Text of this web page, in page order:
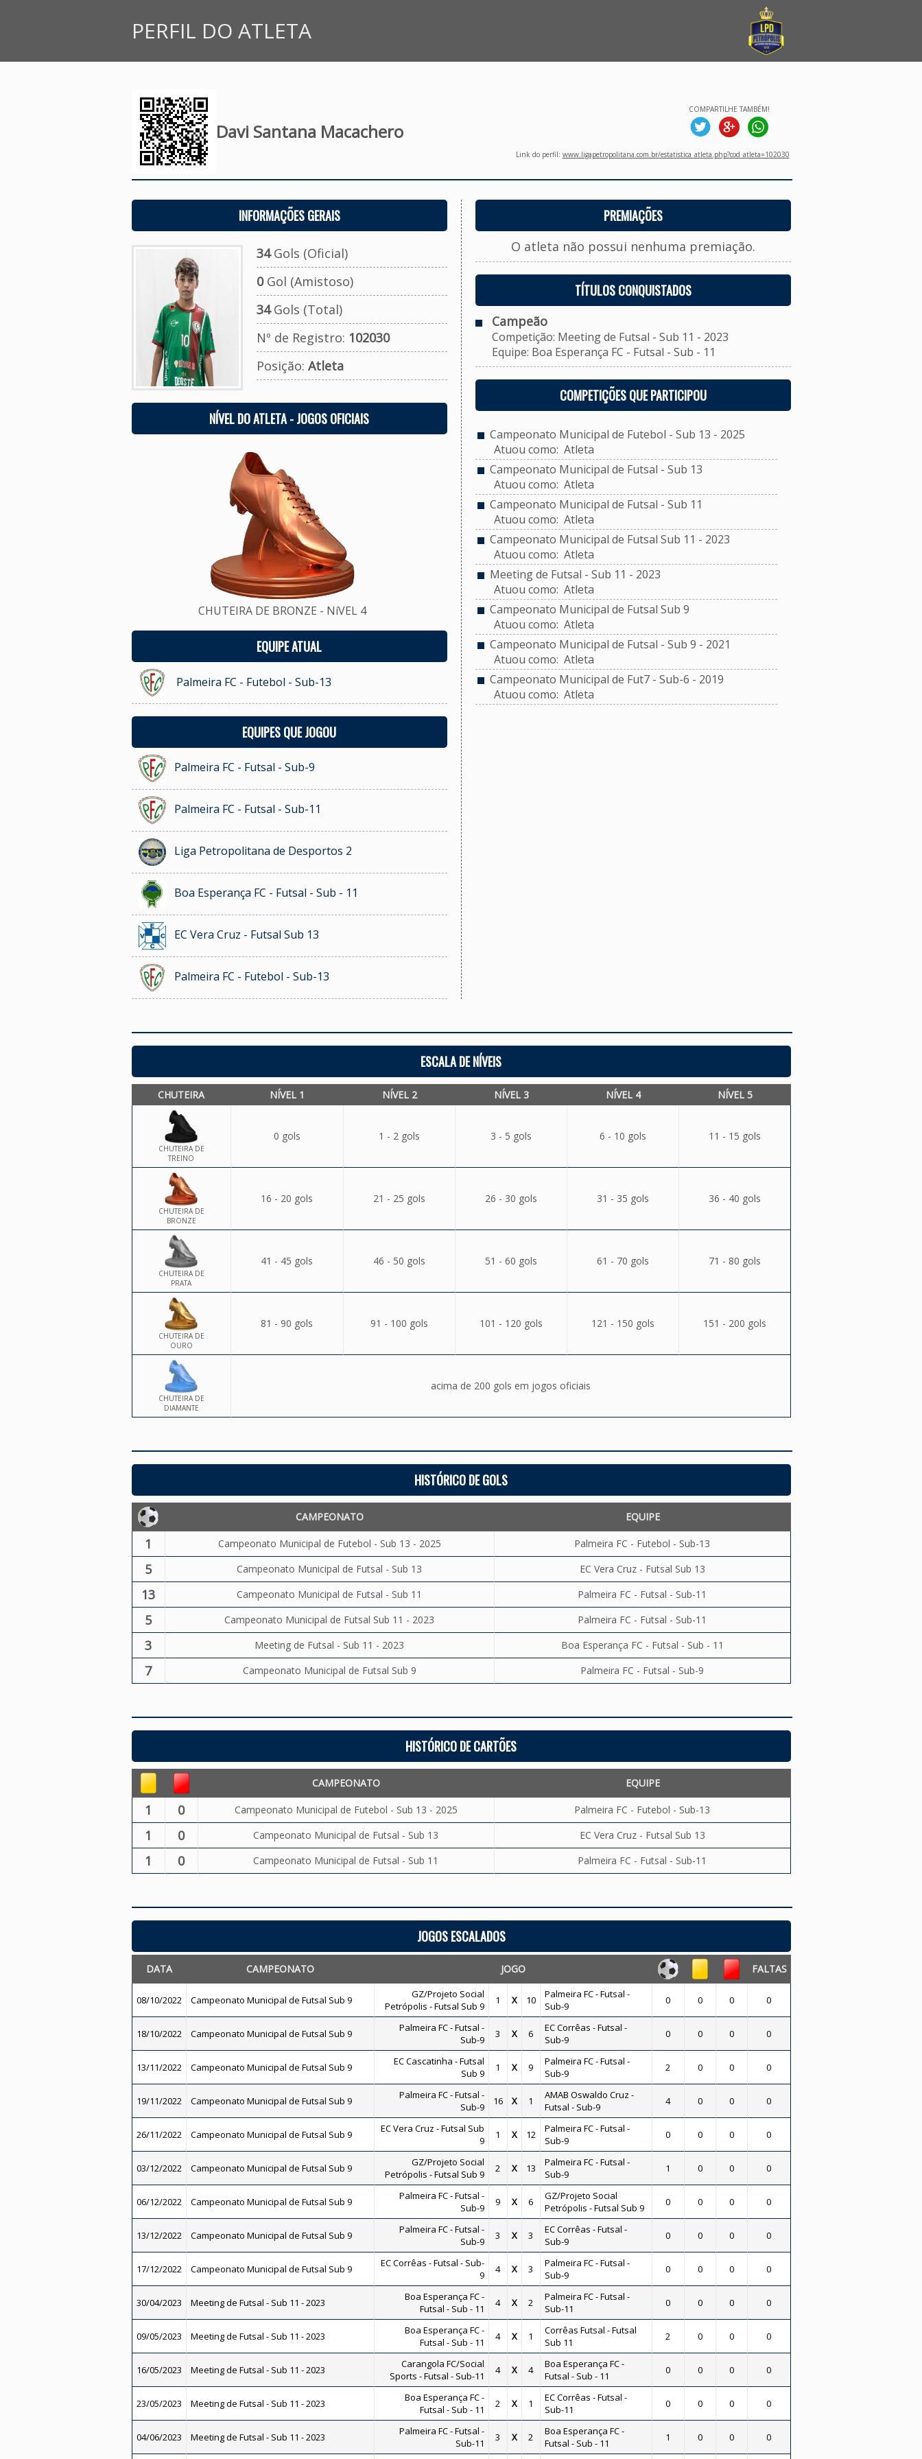
PERFIL DO ATLETA
Davi Santana Macachero
COMPARTILHE TAMBÉM!
Link do perfil: www.ligapetropolitana.com.br/estatistica_atleta.php?cod_atleta=102030
INFORMAÇÕES GERAIS
34Gols (Oficial)
0Gol (Amistoso)
34Gols (Total)
Nº de Registro: 102030
Posição: Atleta
NÍVEL DO ATLETA - JOGOS OFICIAIS
CHUTEIRA DE BRONZE - NíVEL 4
EQUIPE ATUAL
Palmeira FC - Futebol - Sub-13
EQUIPES QUE JOGOU
Palmeira FC - Futsal - Sub-9
Palmeira FC - Futsal - Sub-11
Liga Petropolitana de Desportos 2
Boa Esperança FC - Futsal - Sub - 11
EC Vera Cruz - Futsal Sub 13
Palmeira FC - Futebol - Sub-13
PREMIAÇÕES
O atleta não possui nenhuma premiação.
TÍTULOS CONQUISTADOS
Campeão
Competição: Meeting de Futsal - Sub 11 - 2023
Equipe: Boa Esperança FC - Futsal - Sub - 11
COMPETIÇÕES QUE PARTICIPOU
Campeonato Municipal de Futebol - Sub 13 - 2025
Atuou como: Atleta
Campeonato Municipal de Futsal - Sub 13
Atuou como: Atleta
Campeonato Municipal de Futsal - Sub 11
Atuou como: Atleta
Campeonato Municipal de Futsal Sub 11 - 2023
Atuou como: Atleta
Meeting de Futsal - Sub 11 - 2023
Atuou como: Atleta
Campeonato Municipal de Futsal Sub 9
Atuou como: Atleta
Campeonato Municipal de Futsal - Sub 9 - 2021
Atuou como: Atleta
Campeonato Municipal de Fut7 - Sub-6 - 2019
Atuou como: Atleta
ESCALA DE NÍVEIS
CHUTEIRA NÍVEL 1 NÍVEL 2 NÍVEL 3 NÍVEL 4 NÍVEL 5
CHUTEIRA DE
TREINO
0 gols 1 - 2 gols 3 - 5 gols 6 - 10 gols 11 - 15 gols
CHUTEIRA DE
BRONZE
16 - 20 gols 21 - 25 gols 26 - 30 gols 31 - 35 gols 36 - 40 gols
CHUTEIRA DE
PRATA
41 - 45 gols 46 - 50 gols 51 - 60 gols 61 - 70 gols 71 - 80 gols
CHUTEIRA DE
OURO
81 - 90 gols 91 - 100 gols 101 - 120 gols 121 - 150 gols 151 - 200 gols
CHUTEIRA DE
DIAMANTE
acima de 200 gols em jogos oficiais
HISTÓRICO DE GOLS
CAMPEONATO EQUIPE
1 Campeonato Municipal de Futebol - Sub 13 - 2025 Palmeira FC - Futebol - Sub-13
5 Campeonato Municipal de Futsal - Sub 13 EC Vera Cruz - Futsal Sub 13
13 Campeonato Municipal de Futsal - Sub 11 Palmeira FC - Futsal - Sub-11
5 Campeonato Municipal de Futsal Sub 11 - 2023 Palmeira FC - Futsal - Sub-11
3 Meeting de Futsal - Sub 11 - 2023 Boa Esperança FC - Futsal - Sub - 11
7 Campeonato Municipal de Futsal Sub 9 Palmeira FC - Futsal - Sub-9
HISTÓRICO DE CARTÕES
CAMPEONATO EQUIPE
1 0 Campeonato Municipal de Futebol - Sub 13 - 2025 Palmeira FC - Futebol - Sub-13
1 0 Campeonato Municipal de Futsal - Sub 13 EC Vera Cruz - Futsal Sub 13
1 0 Campeonato Municipal de Futsal - Sub 11 Palmeira FC - Futsal - Sub-11
JOGOS ESCALADOS
DATA CAMPEONATO JOGO FALTAS
08/10/2022 Campeonato Municipal de Futsal Sub 9
GZ/Projeto Social
Petrópolis - Futsal Sub 9
1 X 10
Palmeira FC - Futsal -
Sub-9
0 0 0 0
18/10/2022 Campeonato Municipal de Futsal Sub 9
Palmeira FC - Futsal -
Sub-9
3 X 6
EC Corrêas - Futsal -
Sub-9
0 0 0 0
13/11/2022 Campeonato Municipal de Futsal Sub 9
EC Cascatinha - Futsal
Sub 9
1 X 9
Palmeira FC - Futsal -
Sub-9
2 0 0 0
19/11/2022 Campeonato Municipal de Futsal Sub 9
Palmeira FC - Futsal -
Sub-9
16 X 1
AMAB Oswaldo Cruz -
Futsal - Sub-9
4 0 0 0
26/11/2022 Campeonato Municipal de Futsal Sub 9
EC Vera Cruz - Futsal Sub
9
1 X 12
Palmeira FC - Futsal -
Sub-9
0 0 0 0
03/12/2022 Campeonato Municipal de Futsal Sub 9
GZ/Projeto Social
Petrópolis - Futsal Sub 9
2 X 13
Palmeira FC - Futsal -
Sub-9
1 0 0 0
06/12/2022 Campeonato Municipal de Futsal Sub 9
Palmeira FC - Futsal -
Sub-9
9 X 6
GZ/Projeto Social
Petrópolis - Futsal Sub 9
0 0 0 0
13/12/2022 Campeonato Municipal de Futsal Sub 9
Palmeira FC - Futsal -
Sub-9
3 X 3
EC Corrêas - Futsal -
Sub-9
0 0 0 0
17/12/2022 Campeonato Municipal de Futsal Sub 9
EC Corrêas - Futsal - Sub-
9
4 X 3
Palmeira FC - Futsal -
Sub-9
0 0 0 0
30/04/2023 Meeting de Futsal - Sub 11 - 2023
Boa Esperança FC -
Futsal - Sub - 11
4 X 2
Palmeira FC - Futsal -
Sub-11
0 0 0 0
09/05/2023 Meeting de Futsal - Sub 11 - 2023
Boa Esperança FC -
Futsal - Sub - 11
4 X 1
Corrêas Futsal - Futsal
Sub 11
2 0 0 0
16/05/2023 Meeting de Futsal - Sub 11 - 2023
Carangola FC/Social
Sports - Futsal - Sub-11
4 X 4
Boa Esperança FC -
Futsal - Sub - 11
0 0 0 0
23/05/2023 Meeting de Futsal - Sub 11 - 2023
Boa Esperança FC -
Futsal - Sub - 11
2 X 1
EC Corrêas - Futsal -
Sub-11
0 0 0 0
04/06/2023 Meeting de Futsal - Sub 11 - 2023
Palmeira FC - Futsal -
Sub-11
3 X 2
Boa Esperança FC -
Futsal - Sub - 11
1 0 0 0